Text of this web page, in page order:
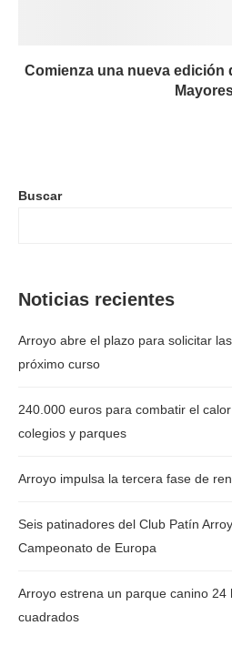
Comienza una nueva edición
Buscar
Noticias recientes
Arroyo abre el plazo para solicitar
próximo curso
240.000 euros para combatir el
colegios y parques
Arroyo impulsa la tercera fase de
Seis patinadores del Club Patín
Campeonato de Europa
Arroyo estrena un parque canino
cuadrados